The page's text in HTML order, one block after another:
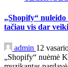
„Shopify“
tačiau vis dar
admin 12
„Shopify“ nuėmė